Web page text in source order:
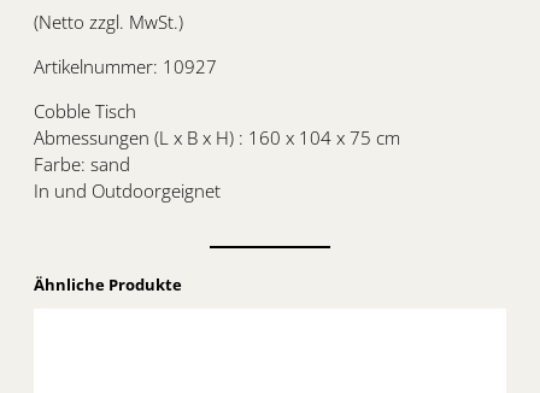
(Netto zzgl. MwSt.)
Artikelnummer: 10927
Cobble Tisch
Abmessungen (L x B x H) : 160 x 104 x 75 cm
Farbe: sand
In und Outdoorgeignet
Ähnliche Produkte